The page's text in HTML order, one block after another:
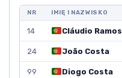
NR IMIĘ I NAZWISKO
14 Cláudio Ramos
24 João Costa
99 Diogo Costa